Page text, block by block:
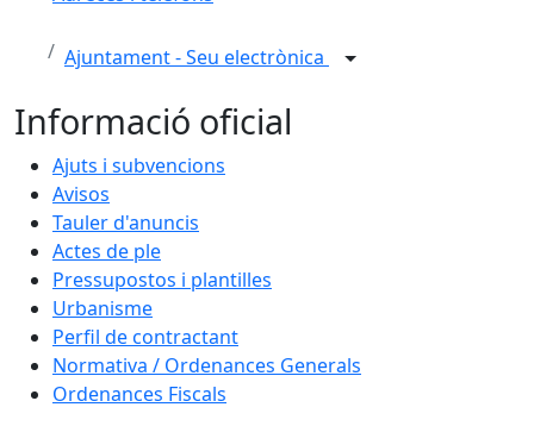
Ajuntament - Seu electrònica
Informació oficial
Ajuts i subvencions
Avisos
Tauler d'anuncis
Actes de ple
Pressupostos i plantilles
Urbanisme
Perfil de contractant
Normativa / Ordenances Generals
Ordenances Fiscals